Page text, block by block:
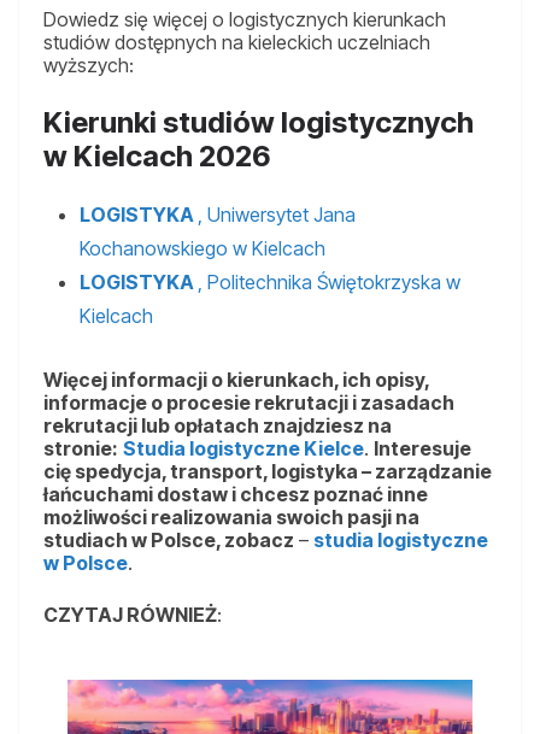
Dowiedz się więcej o logistycznych kierunkach
studiów dostępnych na kieleckich uczelniach
wyższych:
Kierunki studiów logistycznych
w Kielcach 2026
LOGISTYKA , Uniwersytet Jana
Kochanowskiego w Kielcach
LOGISTYKA , Politechnika Świętokrzyska w
Kielcach
Więcej informacji o kierunkach, ich opisy,
informacje o procesie rekrutacji i zasadach
rekrutacji lub opłatach znajdziesz na
stronie: Studia logistyczne Kielce. Interesuje
cię spedycja, transport, logistyka – zarządzanie
łańcuchami dostaw i chcesz poznać inne
możliwości realizowania swoich pasji na
studiach w Polsce, zobacz – studia logistyczne
w Polsce.
CZYTAJ RÓWNIEŻ: